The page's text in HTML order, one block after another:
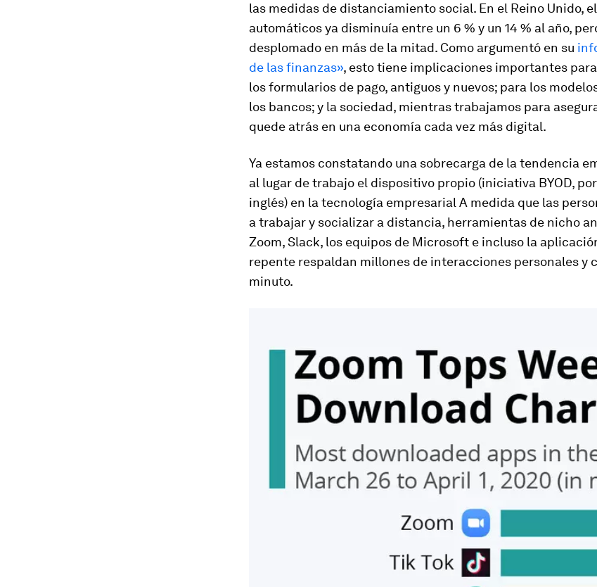
las medidas de distanciamiento social. En el Reino Unido,
automáticos ya disminuía entre un 6 % y un 14 % al año,
desplomado en más de la mitad. Como argumentó en su
de las finanzas», esto tiene implicaciones importantes
los formularios de pago, antiguos y nuevos; para los
los bancos; y la sociedad, mientras trabajamos para
quede atrás en una economía cada vez más digital.
Ya estamos constatando una sobrecarga de la tendencia
al lugar de trabajo el dispositivo propio (iniciativa BYOD,
inglés) en la tecnología empresarial A medida que las
a trabajar y socializar a distancia, herramientas de nicho
Zoom, Slack, los equipos de Microsoft e incluso la
repente respaldan millones de interacciones personales y
minuto.